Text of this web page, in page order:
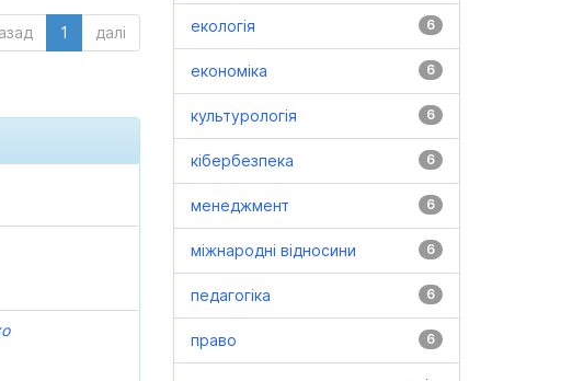
1 далі 6
екологія
6
економіка
6
культурологія
6
кібербезпека
6
менеджмент
6
міжнародні відносини
6
педагогіка
6
право